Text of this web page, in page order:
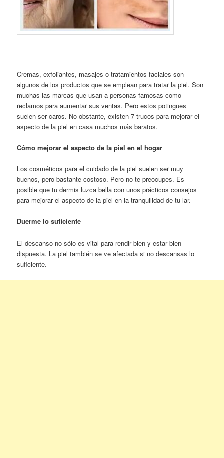
Cremas, exfoliantes, masajes o tratamientos faciales son
algunos de los productos que se emplean para tratar la piel. Son
muchas las marcas que usan a personas famosas como
reclamos para aumentar sus ventas. Pero estos potingues
suelen ser caros. No obstante, existen 7 trucos para mejorar el
aspecto de la piel en casa muchos más baratos.
Cómo mejorar el aspecto de la piel en el hogar
Los cosméticos para el cuidado de la piel suelen ser muy
buenos, pero bastante costoso. Pero no te preocupes. Es
posible que tu dermis luzca bella con unos prácticos consejos
para mejorar el aspecto de la piel en la tranquilidad de tu lar.
Duerme lo suficiente
El descanso no sólo es vital para rendir bien y estar bien
dispuesta. La piel también se ve afectada si no descansas lo
suficiente.